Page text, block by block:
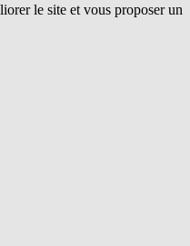
le site et vous proposer un